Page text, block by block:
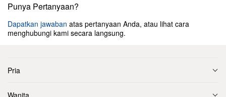
Punya Pertanyaan?
Dapatkan jawaban atas pertanyaan Anda, atau lihat cara
menghubungi kami secara langsung.
Pria
Wanita